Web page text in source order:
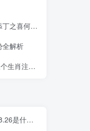
何时降临
全解析
座好运连连
什么星座